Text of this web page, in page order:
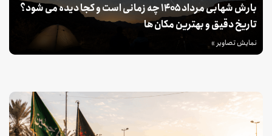
بارش شهابی مرداد ۱۴۰۵ چه زمانی است و کجا دیده می شود؟
تاریخ دقیق و بهترین مکان ها
نمایش تصاویر »